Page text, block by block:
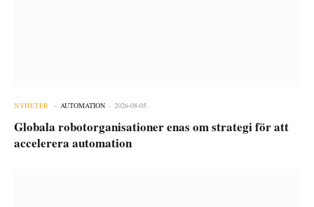
NYHETER AUTOMATION 2026-08-05
Globala robotorganisationer enas om strategi för att
accelerera automation